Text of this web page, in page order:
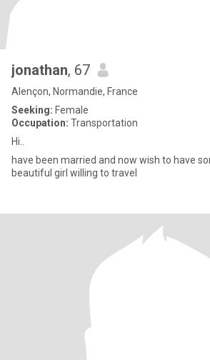
jonathan, 67
Alençon, Normandie, France
Seeking: Female
Occupation: Transportation
Hi..
have been married and now wish to have
beautiful girl willing to travel